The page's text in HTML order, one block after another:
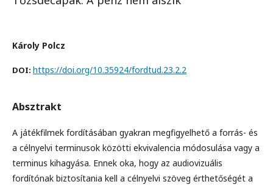
Károly Polcz
DOI: https://doi.org/10.35924/fordtud.23.2.2
Absztrakt
A játékfilmek fordításában gyakran megfigyelhető a forrás- és
a célnyelvi terminusok közötti ekvivalencia módosulása vagy a
terminus kihagyása. Ennek oka, hogy az audiovizuális
fordítónak biztosítania kell a célnyelvi szöveg érthetőségét a